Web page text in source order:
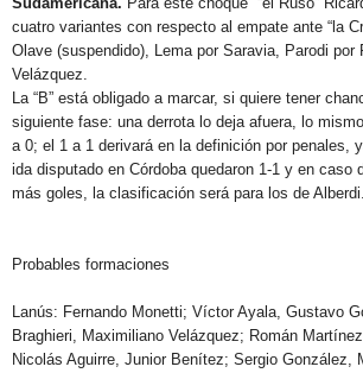
cuatro variantes con respecto al empate ante “la
Olave (suspendido), Lema por Saravia, Parodi por
Velázquez.
La “B” está obligado a marcar, si quiere tener
siguiente fase: una derrota lo deja afuera, lo
a 0; el 1 a 1 derivará en la definición por penales,
ida disputado en Córdoba quedaron 1-1 y en caso
más goles, la clasificación será para los de Alberdi.
Probables formaciones
Lanús: Fernando Monetti; Víctor Ayala, Gustavo
Braghieri, Maximiliano Velázquez; Román
Nicolás Aguirre, Junior Benítez; Sergio González,